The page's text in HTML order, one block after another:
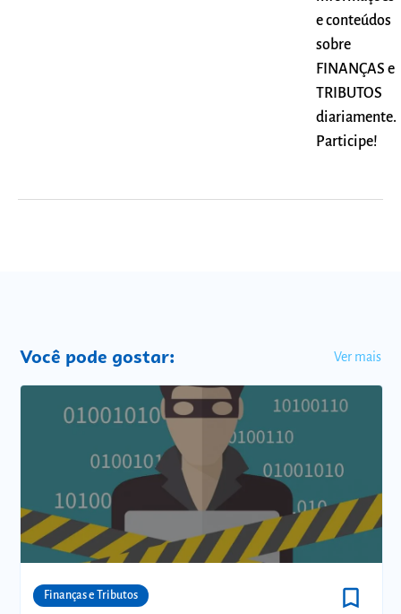
e conteúdos
sobre
FINANÇAS e
TRIBUTOS
diariamente.
Participe!
Você pode gostar: Ver mais
Finanças e Tributos bookmark_border